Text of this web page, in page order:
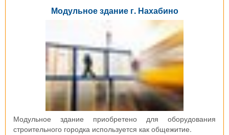
Модульное здание г. Нахабино
Модульное здание приобретено для оборудования
строительного городка используется как общежитие.